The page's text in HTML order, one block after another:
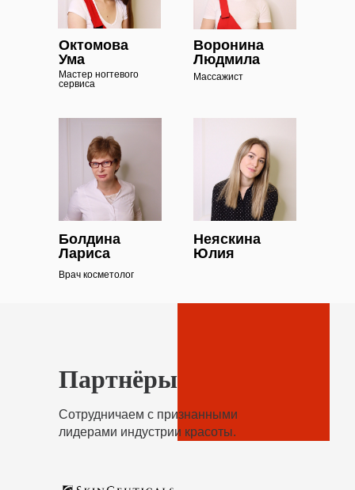
Массажист
Октомова
Ума
Воронина
Людмила
Врач косметолог
Болдина
Лариса
Неяскина
Юлия
Мастер ногтевого
сервиса
Партнёры
Сотрудничаем с признанными
лидерами индустрии красоты.